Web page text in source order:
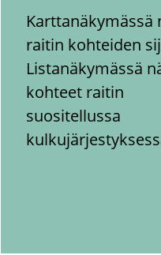
Karttanäkymässä
raitin kohteiden
Listanäkymässä
kohteet raitin
suositellussa